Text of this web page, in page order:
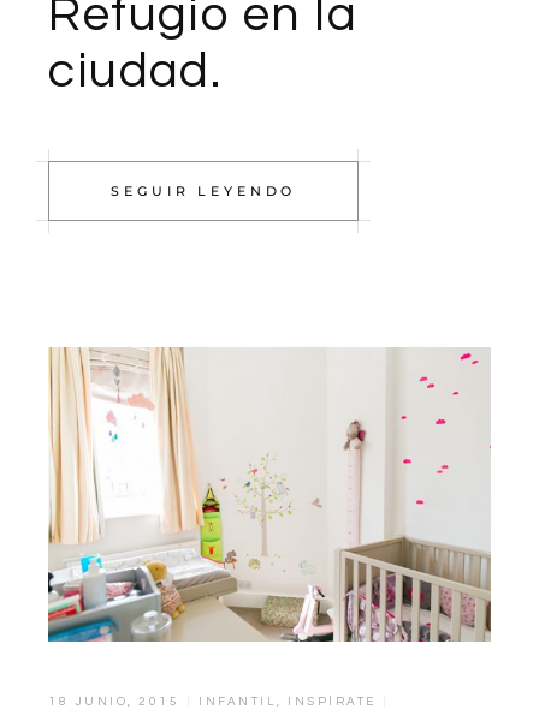
Refugio en la
ciudad.
SEGUIR LEYENDO
18 JUNIO, 2015 INFANTIL INSPÍRATE